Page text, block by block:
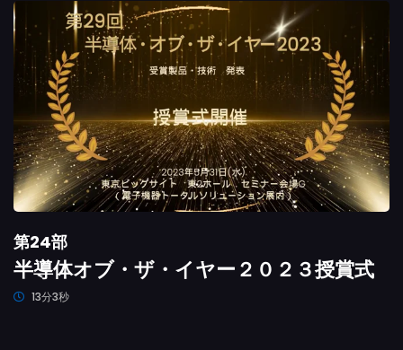
第24部
半導体オブ・ザ・イヤー２０２３授賞式
13分3秒